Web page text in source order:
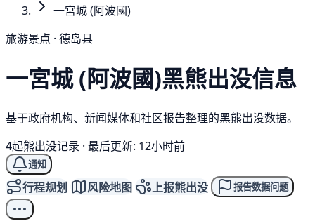
一宮城 (阿波國)
旅游景点 · 德岛县
一宮城 (阿波國)黑熊出没信息
基于政府机构、新闻媒体和社区报告整理的黑熊出没数据。
4起熊出没记录 · 最后更新: 12小时前
通知
行程规划 风险地图 上报熊出没 报告数据问题